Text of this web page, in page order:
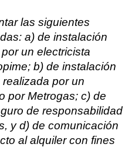
las siguientes
a) de instalación
un electricista
b) de instalación
por un
por Metrogas; c) de
de responsabilidad
y d) de comunicación
al alquiler con fines